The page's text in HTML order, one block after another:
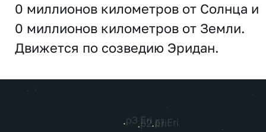
0 миллионов километров от Солнца и
0 миллионов километров от Земли.
Движется по созведию Эридан.